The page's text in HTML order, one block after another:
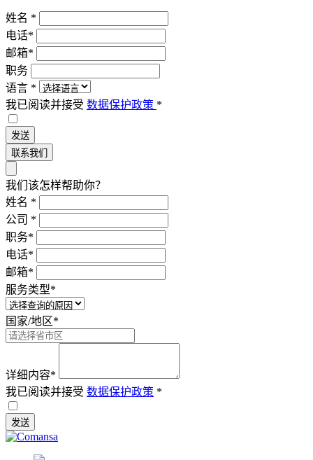
姓名 *
电话*
邮箱*
职务
语言 *
我已阅读并接受 数据保护政策 *
发送
联系我们
我们该怎样帮助你？
姓名 *
公司 *
职务*
电话*
邮箱*
服务类型*
国家/地区*
详细内容*
我已阅读并接受 数据保护政策 *
发送